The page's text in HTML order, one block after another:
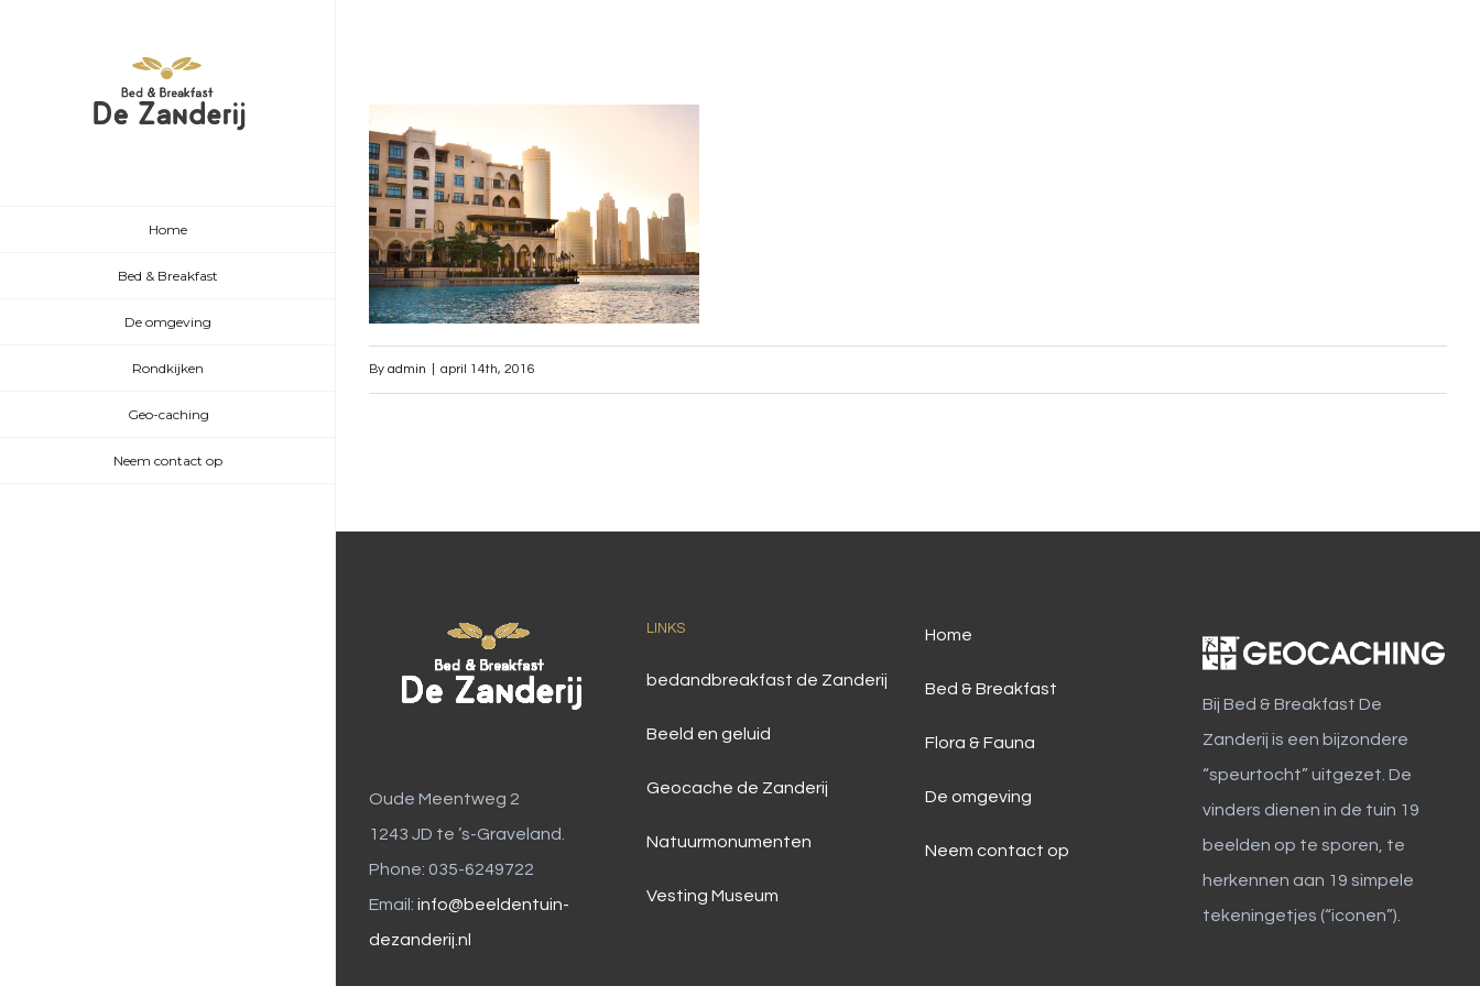
Home
Bed & Breakfast
De omgeving
Rondkijken
Geo-caching
Neem contact op
By admin april 14th, 2016
Oude Meentweg 2
1243 JD te ’s-Graveland.
Phone: 035-6249722
Email: info@beeldentuin-
dezanderij.nl
LINKS
bedandbreakfast de Zanderij
Beeld en geluid
Geocache de Zanderij
Natuurmonumenten
Vesting Museum
Home
Bed & Breakfast
Flora & Fauna
De omgeving
Neem contact op
Bij Bed & Breakfast De
Zanderij is een bijzondere
“speurtocht” uitgezet. De
vinders dienen in de tuin 19
beelden op te sporen, te
herkennen aan 19 simpele
tekeningetjes (“iconen”).